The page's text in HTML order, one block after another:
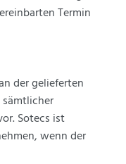
Termin
der gelieferten
Sotecs ist
wenn der